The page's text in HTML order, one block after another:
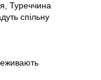
Туреччина
спільну